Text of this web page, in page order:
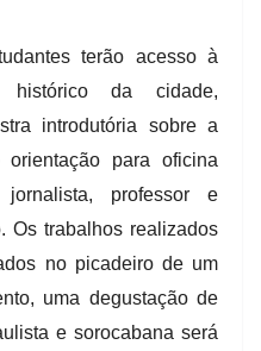
terão acesso à
histórico da cidade,
introdutória sobre a
para oficina
professor e
Os trabalhos realizados
no picadeiro de um
uma degustação de
e sorocabana será